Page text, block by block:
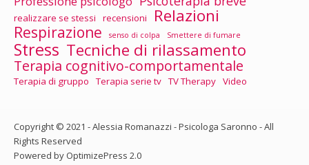
realizzare se stessi recensioni Relazioni
Respirazione senso di colpa Smettere di fumare
Stress Tecniche di rilassamento
Terapia cognitivo-comportamentale
Terapia di gruppo Terapia serie tv TV Therapy Video
Copyright © 2021 - Alessia Romanazzi - Psicologa Saronno - All
Rights Reserved
Powered by OptimizePress 2.0